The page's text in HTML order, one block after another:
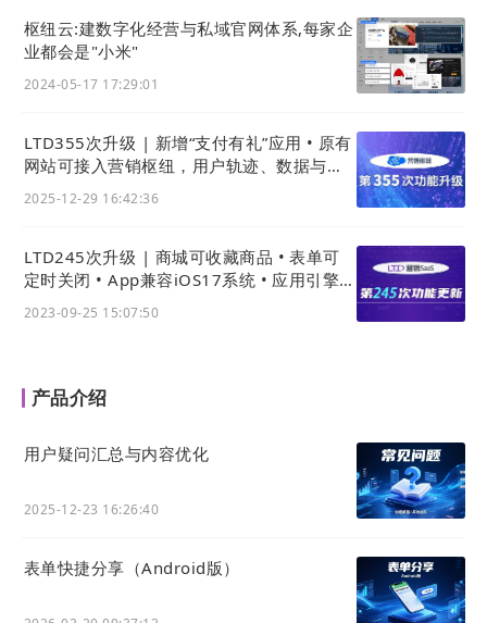
iii. 关注官方公众号入口
如果在官微中心设置了官方公众号，此处将显示「公
点击即可打开关注公众号页面
枢纽云:建数字化经营与私域官网体系,每家企
业都会是"小米"
2024-05-17 17:29:01
LTD355次升级 | 新增“支付有礼”应用 • 原有
网站可接入营销枢纽，用户轨迹、数据与线
2025-12-29 16:42:36
LTD245次升级 | 商城可收藏商品 • 表单可
定时关闭 • App兼容iOS17系统 • 应用引擎可
批量导入关联数据类型
2023-09-25 15:07:50
产品介绍
用户疑问汇总与内容优化
2025-12-23 16:26:40
表单快捷分享（Android版）